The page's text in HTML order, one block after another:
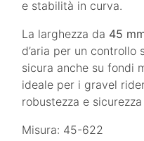
e stabilità in curva.
La larghezza da 45
d’aria per un controllo
sicura anche su fondi
ideale per i gravel
robustezza e
Misura: 45-622